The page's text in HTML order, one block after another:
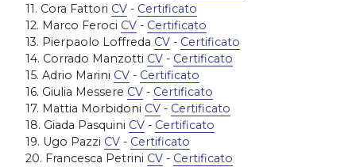
11. Cora Fattori CV - Certificato
12. Marco Feroci CV - Certificato
13. Pierpaolo Loffreda CV - Certificato
14. Corrado Manzotti CV - Certificato
15. Adrio Marini CV - Certificato
16. Giulia Messere CV - Certificato
17. Mattia Morbidoni CV - Certificato
18. Giada Pasquini CV - Certificato
19. Ugo Pazzi CV - Certificato
20. Francesca Petrini CV - Certificato